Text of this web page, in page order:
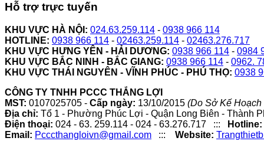
Hỗ trợ trực tuyến
KHU VỰC HÀ NỘI: 024.63.259.114 - 0938 966 114
HOTLINE: 0938 966 114 - 02463.259.114 - 02463.276.717
KHU VỰC HƯNG YÊN - HẢI DƯƠNG: 0938 966 114 - 0984
KHU VỰC BẮC NINH - BẮC GIANG: 0938 966 114 - 0962.
KHU VỰC THÁI NGUYÊN - VĨNH PHÚC - PHÚ THỌ: 0938
CÔNG TY TNHH PCCC THẮNG LỢI
MST: 0107025705 - Cấp ngày: 13/10/2015 (Do Sở Kế
Địa chỉ: Tổ 1 - Phường Phúc Lợi - Quận Long Biên - Thành
Điện thoại: 024 - 63. 259.114 - 024 - 63.276.717 ::: Hotline:
Email: Pcccthangloivn@gmail.com ::: Website: